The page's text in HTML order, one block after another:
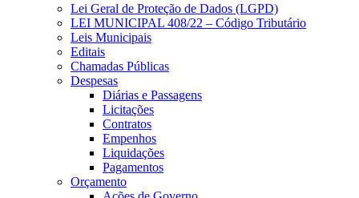
Lei Geral de Proteção de Dados (LGPD)
LEI MUNICIPAL 408/22 – Código Tributário
Leis Municipais
Editais
Chamadas Públicas
Despesas
Diárias e Passagens
Licitações
Contratos
Empenhos
Liquidações
Pagamentos
Orçamento